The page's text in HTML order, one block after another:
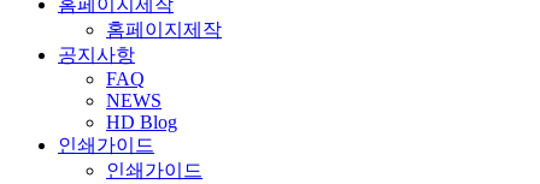
홈페이지제작
홈페이지제작
공지사항
FAQ
NEWS
HD Blog
인쇄가이드
인쇄가이드